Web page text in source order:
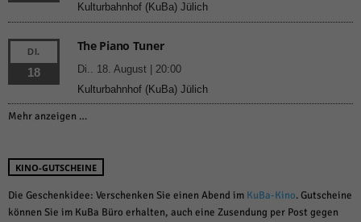
Kulturbahnhof (KuBa) Jülich
DI.
18
The Piano Tuner
Di.. 18. August | 20:00
Kulturbahnhof (KuBa) Jülich
Mehr anzeigen …
KINO-GUTSCHEINE
Die Geschenkidee: Verschenken Sie einen Abend im KuBa-Kino. Gutscheine
können Sie im KuBa Büro erhalten, auch eine Zusendung per Post gegen